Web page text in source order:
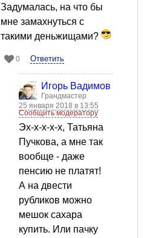
Задумалась, на что бы
мне замахнуться с
такими деньжищами?
0 Ответить
Игорь Вадимов
Грандмастер
25 января 2018 в 13:55
Сообщить модератору
Эх-х-х-х-х, Татьяна
Пучкова, а мне так
вообще - даже
пенсию не платят!
А на двести
рубликов можно
мешок сахара
купить. Или пачку